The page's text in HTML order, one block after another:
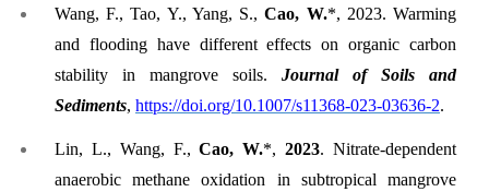
Wang, F., Tao, Y., Yang, S.,Cao, W.*, 2023. Warming
and flooding have different effects on organic carbon
stability in mangrove soils. Journal of Soils and
Sediments, https://doi.org/10.1007/s11368-023-03636-2.
Lin, L., Wang, F.,Cao, W.*,2023. Nitrate-dependent
anaerobic methane oxidation in subtropical mangrove